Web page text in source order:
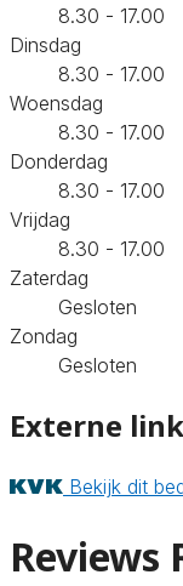
8.30 - 17.00
Dinsdag
8.30 - 17.00
Woensdag
8.30 - 17.00
Donderdag
8.30 - 17.00
Vrijdag
8.30 - 17.00
Zaterdag
Gesloten
Zondag
Gesloten
Externe
Bekijk dit
Reviews